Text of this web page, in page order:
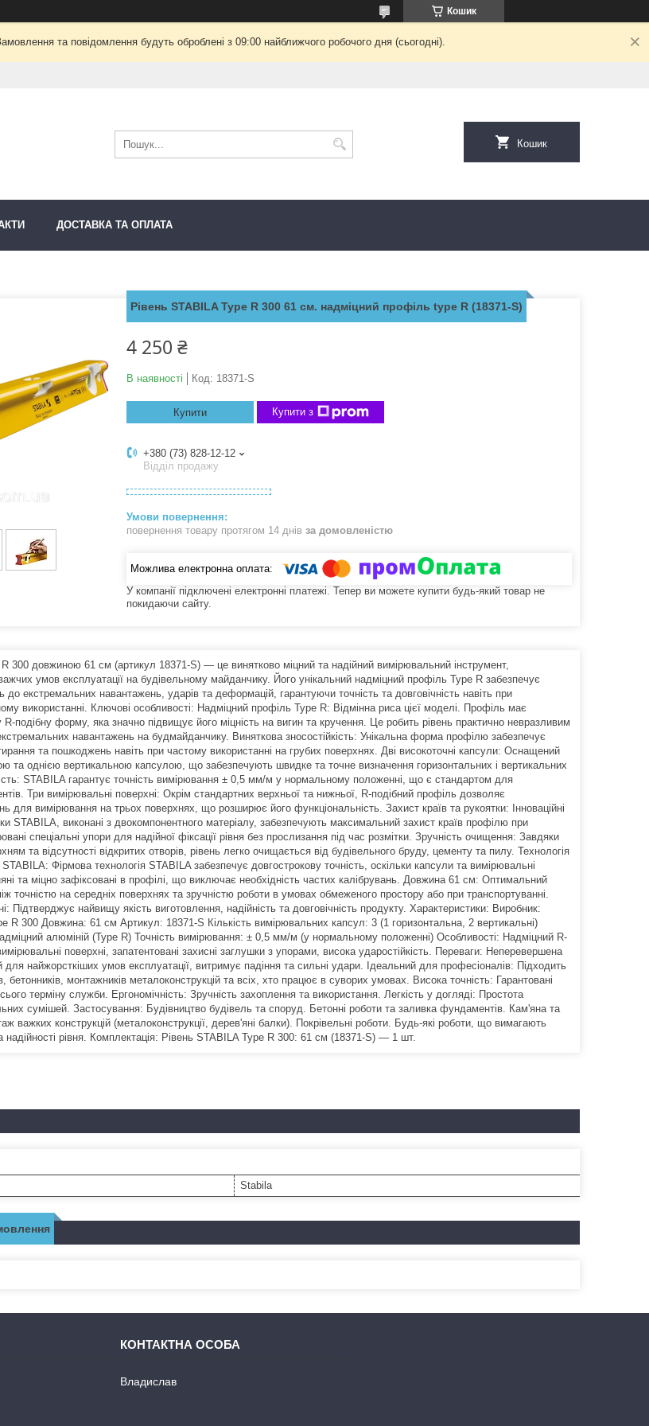
Кошик
та повідомлення будуть оброблені з 09:00 найближчого робочого дня (сьогодні).
Кошик
ДОСТАВКА ТА ОПЛАТА
Рівень STABILA Type R 300 61 см. надміцний профіль type R (18371-S)
4 250 ₴
В наявності Код: 18371-S
Купити Купити з
+380 (73) 828-12-12
Відділ продажу
повернення товару протягом 14 днів за домовленістю
У компанії підключені електронні платежі. Тепер ви можете купити будь-який товар не
покидаючи сайту.
300 довжиною 61 см (артикул 18371-S) — це винятково міцний та надійний вимірювальний інструмент,
умов експлуатації на будівельному майданчику. Його унікальний надміцний профіль Type R забезпечує
до екстремальних навантажень, ударів та деформацій, гарантуючи точність та довговічність навіть при
використанні. Ключові особливості: Надміцний профіль Type R: Відмінна риса цієї моделі. Профіль має
R-подібну форму, яка значно підвищує його міцність на вигин та кручення. Це робить рівень практично невразливим
навантажень на будмайданчику. Виняткова зносостійкість: Унікальна форма профілю забезпечує
та пошкоджень навіть при частому використанні на грубих поверхнях. Дві високоточні капсули: Оснащений
та однією вертикальною капсулою, що забезпечують швидке та точне визначення горизонтальних і вертикальних
STABILA гарантує точність вимірювання ± 0,5 мм/м у нормальному положенні, що є стандартом для
Три вимірювальні поверхні: Окрім стандартних верхньої та нижньої, R-подібний профіль дозволяє
для вимірювання на трьох поверхнях, що розширює його функціональність. Захист країв та рукоятки: Інноваційні
STABILA, виконані з двокомпонентного матеріалу, забезпечують максимальний захист країв профілю при
спеціальні упори для надійної фіксації рівня без прослизання під час розмітки. Зручність очищення: Завдяки
та відсутності відкритих отворів, рівень легко очищається від будівельного бруду, цементу та пилу. Технологія
Фірмова технологія STABILA забезпечує довгострокову точність, оскільки капсули та вимірювальні
та міцно зафіксовані в профілі, що виключає необхідність частих калібрувань. Довжина 61 см: Оптимальний
точністю на середніх поверхнях та зручністю роботи в умовах обмеженого простору або при транспортуванні.
Підтверджує найвищу якість виготовлення, надійність та довговічність продукту. Характеристики: Виробник:
R 300 Довжина: 61 см Артикул: 18371-S Кількість вимірювальних капсул: 3 (1 горизонтальна, 2 вертикальні)
алюміній (Type R) Точність вимірювання: ± 0,5 мм/м (у нормальному положенні) Особливості: Надміцний R-
поверхні, запатентовані захисні заглушки з упорами, висока ударостійкість. Переваги: Неперевершена
для найжорсткіших умов експлуатації, витримує падіння та сильні удари. Ідеальний для професіоналів: Підходить
бетонників, монтажників металоконструкцій та всіх, хто працює в суворих умовах. Висока точність: Гарантовані
терміну служби. Ергономічність: Зручність захоплення та використання. Легкість у догляді: Простота
сумішей. Застосування: Будівництво будівель та споруд. Бетонні роботи та заливка фундаментів. Кам'яна та
важких конструкцій (металоконструкції, дерев'яні балки). Покрівельні роботи. Будь-які роботи, що вимагають
надійності рівня. Комплектація: Рівень STABILA Type R 300: 61 см (18371-S) — 1 шт.
Stabila
Владислав